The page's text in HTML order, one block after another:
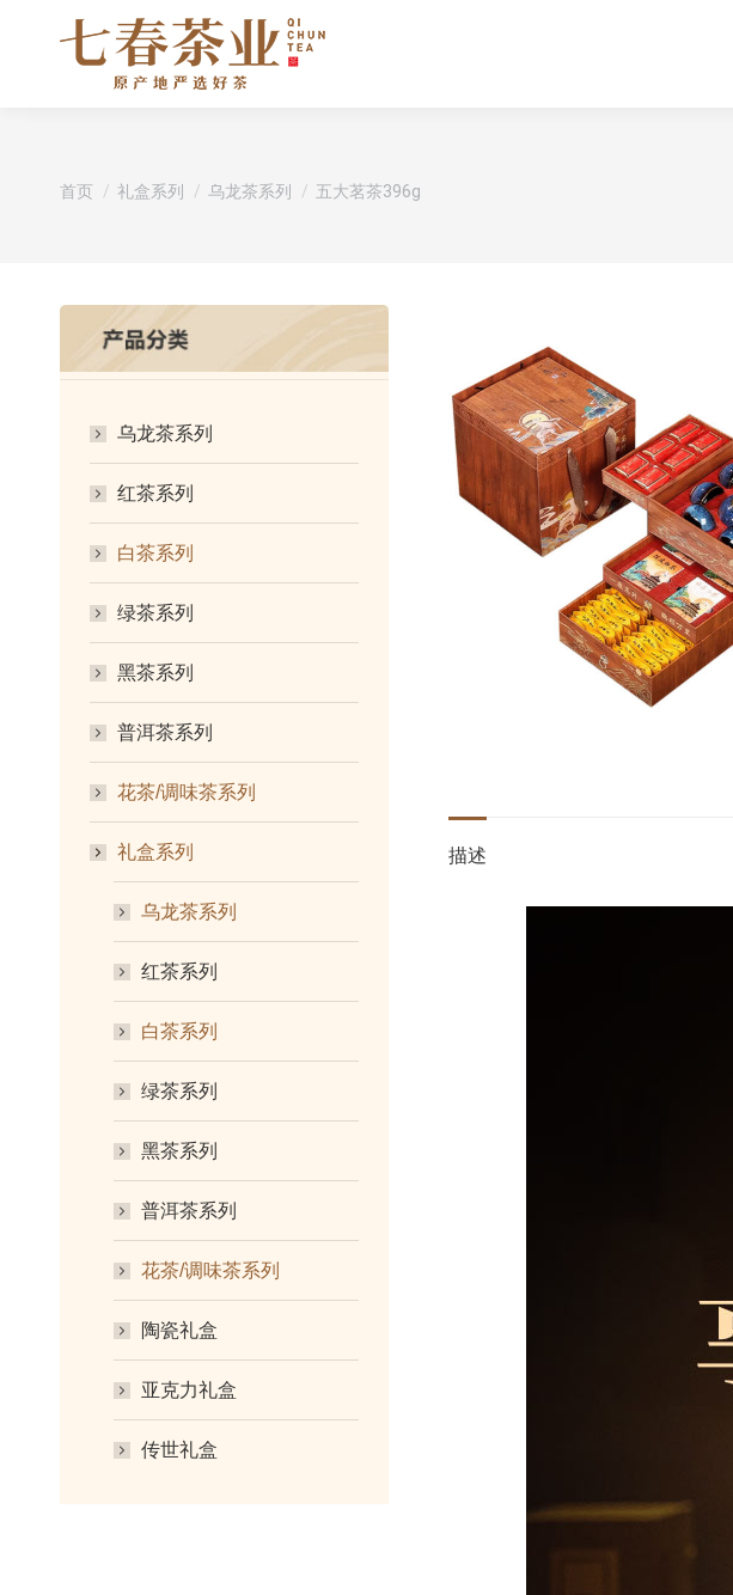
您在这里：
首页 礼盒系列 乌龙茶系列 五大茗茶396g
描述
乌龙茶系列
红茶系列
白茶系列
绿茶系列
黑茶系列
普洱茶系列
花茶/调味茶系列
礼盒系列
乌龙茶系列
红茶系列
白茶系列
绿茶系列
黑茶系列
普洱茶系列
花茶/调味茶系列
陶瓷礼盒
亚克力礼盒
传世礼盒